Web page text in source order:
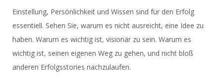
Einstellung, Persönlichkeit und Wissen sind für den Erfolg
essentiell. Sehen Sie, warum es nicht ausreicht, eine Idee zu
haben. Warum es wichtig ist, visionär zu sein. Warum es
wichtig ist, seinen eigenen Weg zu gehen, und nicht bloß
anderen Erfolgsstories nachzulaufen.